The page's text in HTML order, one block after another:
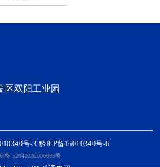
区双阳工业园
号-3 黔ICP备16010340号-6
备 52040202000095号